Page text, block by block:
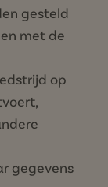
gesteld
met de
op
gegevens